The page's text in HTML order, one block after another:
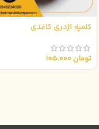
کلمپه اژدری کاغذی
تومان